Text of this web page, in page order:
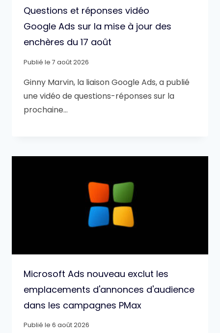
Questions et réponses vidéo
Google Ads sur la mise à jour des
enchères du 17 août
Publié le 7 août 2026
Ginny Marvin, la liaison Google Ads, a publié
une vidéo de questions-réponses sur la
prochaine…
Microsoft Ads nouveau exclut les
emplacements d'annonces d'audience
dans les campagnes PMax
Publié le 6 août 2026